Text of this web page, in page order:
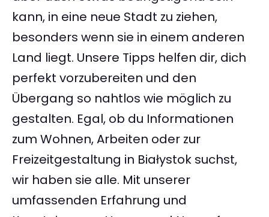
kann, in eine neue Stadt zu ziehen,
besonders wenn sie in einem anderen
Land liegt. Unsere Tipps helfen dir, dich
perfekt vorzubereiten und den
Übergang so nahtlos wie möglich zu
gestalten. Egal, ob du Informationen
zum Wohnen, Arbeiten oder zur
Freizeitgestaltung in Białystok suchst,
wir haben sie alle. Mit unserer
umfassenden Erfahrung und